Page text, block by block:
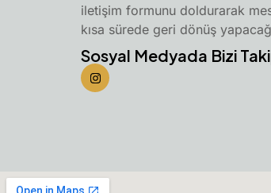
iletişim formunu doldurarak
kısa sürede geri dönüş
Sosyal Medyada Bizi